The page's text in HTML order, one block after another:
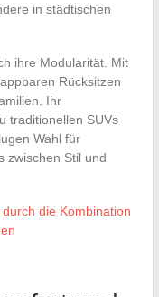
in städtischen
ihre Modularität. Mit
Rücksitzen
Ihr
traditionellen SUVs
Wahl für
zwischen Stil und
die Kombination